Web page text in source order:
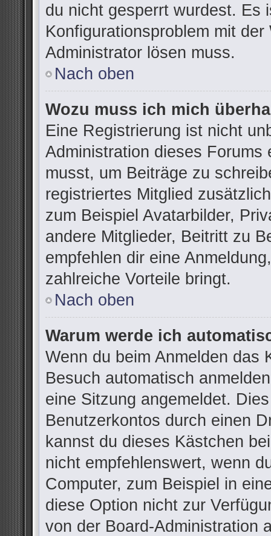
du nicht gesperrt wurdest. Es
Konfigurationsproblem mit
Administrator lösen muss.
Nach oben
Wozu muss ich mich
Eine Registrierung ist nicht
Administration dieses
musst, um Beiträge zu
registriertes Mitglied
zum Beispiel Avatarbilder,
andere Mitglieder, Beitritt zu
empfehlen dir eine
zahlreiche Vorteile bringt.
Nach oben
Warum werde ich
Wenn du beim Anmelden das
Besuch automatisch
eine Sitzung angemeldet.
Benutzerkontos durch einen
kannst du dieses Kästchen
nicht empfehlenswert, wenn
Computer, zum Beispiel in
diese Option nicht zur
von der Board-Administration